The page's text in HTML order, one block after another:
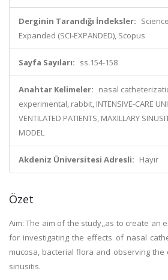
Derginin Tarandığı İndeksler:
Expanded (SCI-EXPANDED), Scopus
Sayfa Sayıları: ss.154-158
Anahtar Kelimeler: nasal
experimental, rabbit, INTENSIVE-CARE
VENTILATED PATIENTS, MAXILLARY
MODEL
Akdeniz Üniversitesi Adresli: Hayır
Özet
Aim: The aim of the study,,as to create an
for investigating the effects of nasal
mucosa, bacterial flora and observing
sinusitis.